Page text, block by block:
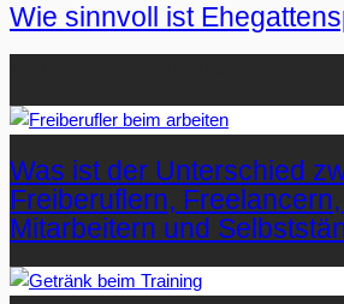
Wie sinnvoll ist
Was ist der Unterschied
Freiberuflern,
Mitarbeitern und